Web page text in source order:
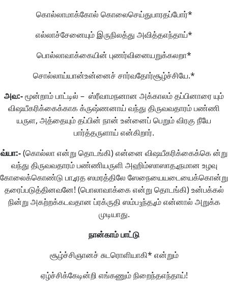
கொல்லாமாக்கோல் கொலைசெய்துபாரதப்போர்*
எல்லாச்சேனையும் இருநிலத்து அவித்தஎந்தாய்*
பொல்லாவாக்கையின் புணர்வினையறுக்கலறா*
சொல்லாய்யான்உன்னைச் சார்வதோர்சூழ்ச்சியே.*
அவ:-மூன்றாம் பாட்டில் – ஸ்ரீவாமநனான அக்காலம் தப்பினாரை யும்
விஷயீகரிக்கைக்காக க்ருஷ்ணனாய் வந்து திருவவதாரம் பண்ணி
யருள, அத்தையும் தப்பின் நான் உன்னைப் பெறும் விரகு நீயே
பார்த்தருளாய் என்கிறார்.
வ்யா:-(கொல்லா என்று தொடங்கி) என்னை விஷயீகரிக்கைக்கெ ன்று
வந்து திருவவதாரம் பண்ணியருளி அஹிம்ஸாஸாத4நமான உழவு
கோலைக்கொண்டு பா4ரத ஸமரத்திலே ஸேநையையடையைக்கொன்று
தரைப்படுத்தினவனே! (பொலாவாக்கை என்று தொடங்கி) உன்பக்கல்
நின்று அகற்றக்கடவதான ப்ரக்ருதி ஸம்ப3ந்த4ம் என்னால் அறுக்க
முடியாது.
நான்காம்பாட்டு
சூழ்ச்சிஞானச் சுடரொளியாகி* என்றும்
ஏழ்ச்சிக்கேடின்றி எங்கணும் நிறைந்தஎந்தாய்!